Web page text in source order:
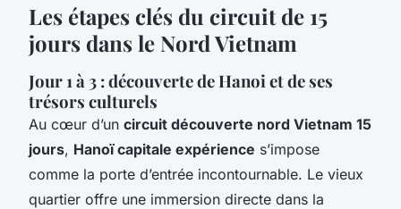
Les étapes clés du circuit de 15
jours dans le Nord Vietnam
Jour 1 à 3 : découverte de Hanoi et de ses
trésors culturels
Au cœur d’un circuit découverte nord Vietnam 15
jours, Hanoï capitale expérience s’impose
comme la porte d’entrée incontournable. Le vieux
quartier offre une immersion directe dans la